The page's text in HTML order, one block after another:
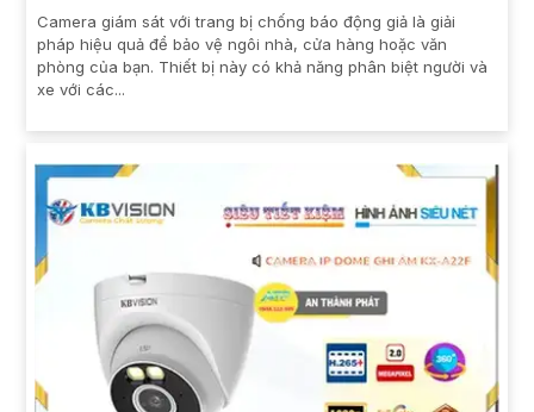
Camera giám sát với trang bị chống báo động giả là giải
pháp hiệu quả để bảo vệ ngôi nhà, cửa hàng hoặc văn
phòng của bạn. Thiết bị này có khả năng phân biệt người và
xe với các...